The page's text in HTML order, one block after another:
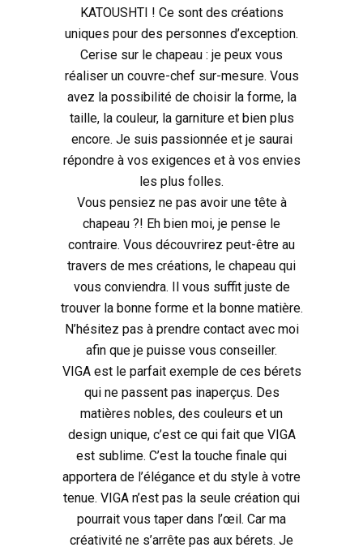
KATOUSHTI ! Ce sont des créations
uniques pour des personnes d’exception.
Cerise sur le chapeau : je peux vous
réaliser un couvre-chef sur-mesure. Vous
avez la possibilité de choisir la forme, la
taille, la couleur, la garniture et bien plus
encore. Je suis passionnée et je saurai
répondre à vos exigences et à vos envies
les plus folles.
Vous pensiez ne pas avoir une tête à
chapeau ?! Eh bien moi, je pense le
contraire. Vous découvrirez peut-être au
travers de mes créations, le chapeau qui
vous conviendra. Il vous suffit juste de
trouver la bonne forme et la bonne matière.
N’hésitez pas à prendre contact avec moi
afin que je puisse vous conseiller.
VIGA est le parfait exemple de ces bérets
qui ne passent pas inaperçus. Des
matières nobles, des couleurs et un
design unique, c’est ce qui fait que VIGA
est sublime. C’est la touche finale qui
apportera de l’élégance et du style à votre
tenue. VIGA n’est pas la seule création qui
pourrait vous taper dans l’œil. Car ma
créativité ne s’arrête pas aux bérets. Je